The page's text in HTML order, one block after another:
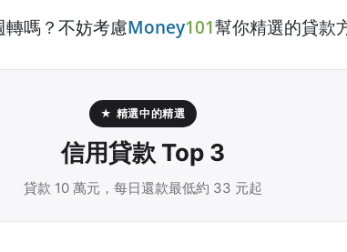
嗎？不妨考慮Money101幫你精選的貸款
★ 精選中的精選
信用貸款 Top 3
貸款 10 萬元，每日還款最低約 33 元起